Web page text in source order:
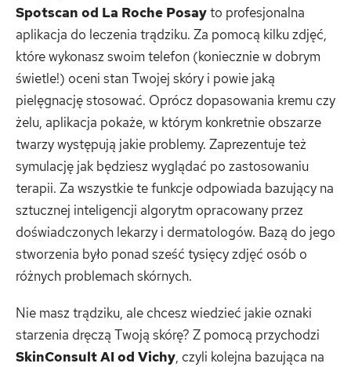
Spotscan od La Roche Posayto profesjonalna
aplikacja do leczenia trądziku. Za pomocą kilku zdjęć,
które wykonasz swoim telefon (koniecznie w dobrym
świetle!) oceni stan Twojej skóry i powie jaką
pielęgnację stosować. Oprócz dopasowania kremu czy
żelu, aplikacja pokaże, w którym konkretnie obszarze
twarzy występują jakie problemy. Zaprezentuje też
symulację jak będziesz wyglądać po zastosowaniu
terapii. Za wszystkie te funkcje odpowiada bazujący na
sztucznej inteligencji algorytm opracowany przez
doświadczonych lekarzy i dermatologów. Bazą do jego
stworzenia było ponad sześć tysięcy zdjęć osób o
różnych problemach skórnych.
Nie masz trądziku, ale chcesz wiedzieć jakie oznaki
starzenia dręczą Twoją skórę? Z pomocą przychodzi
SkinConsult AI od Vichy, czyli kolejna bazująca na